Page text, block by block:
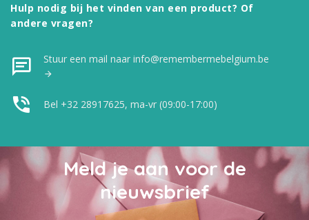
Hulp nodig bij het vinden van een product? Of
andere vragen?
Stuur een mail naar info@remembermebelgium.be
Bel +32 28917625, ma-vr (09:00-17:00)
Meld je aan voor de
nieuwsbrief